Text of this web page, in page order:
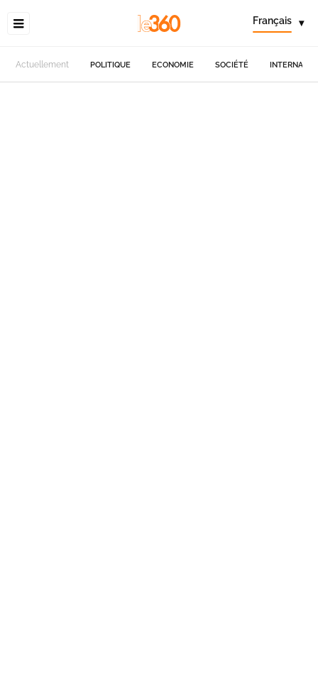
Français ▾
Actuellement POLITIQUE ECONOMIE SOCIÉTÉ